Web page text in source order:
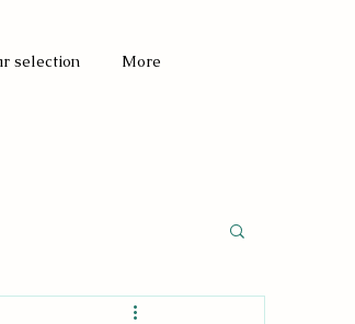
selection More